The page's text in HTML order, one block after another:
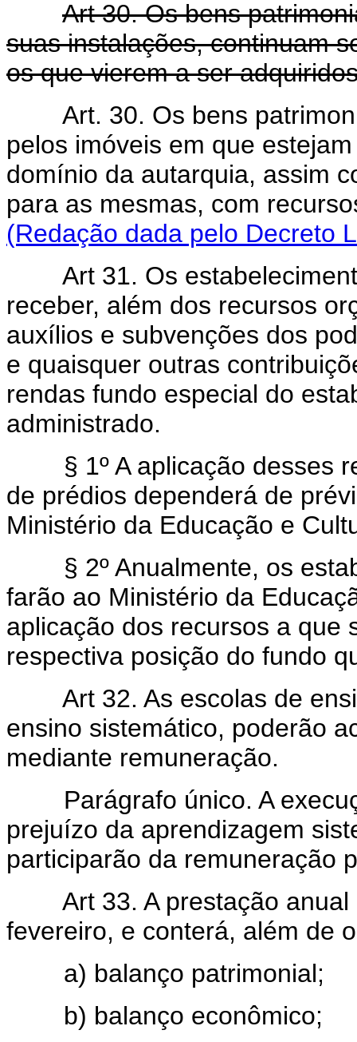
Art 30. Os bens
suas instalações, continuam
os que vierem a ser
Art. 30. Os bens
pelos imóveis em que
domínio da autarquia, assim
para as mesmas, com
(Redação dada pelo Decreto
Art 31. Os
receber, além dos recursos
auxílios e subvenções dos
e quaisquer outras
rendas fundo especial do
administrado.
§ 1º A aplicação desses
de prédios dependerá de
Ministério da Educação e
§ 2º Anualmente, os
farão ao Ministério da
aplicação dos recursos a que
respectiva posição do fundo
Art 32. As escolas de
ensino sistemático, poderão
mediante remuneração.
Parágrafo único. A
prejuízo da aprendizagem
participarão da remuneração
Art 33. A prestação
fevereiro, e conterá, além de
a) balanço patrimonial;
b) balanço econômico;